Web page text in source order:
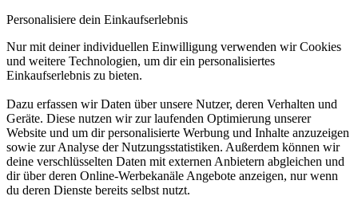
Personalisiere dein Einkaufserlebnis
Nur mit deiner individuellen Einwilligung verwenden wir Cookies
und weitere Technologien, um dir ein personalisiertes
Einkaufserlebnis zu bieten.
Dazu erfassen wir Daten über unsere Nutzer, deren Verhalten und
Geräte. Diese nutzen wir zur laufenden Optimierung unserer
Website und um dir personalisierte Werbung und Inhalte anzuzeigen
sowie zur Analyse der Nutzungsstatistiken. Außerdem können wir
deine verschlüsselten Daten mit externen Anbietern abgleichen und
dir über deren Online-Werbekanäle Angebote anzeigen, nur wenn
du deren Dienste bereits selbst nutzt.